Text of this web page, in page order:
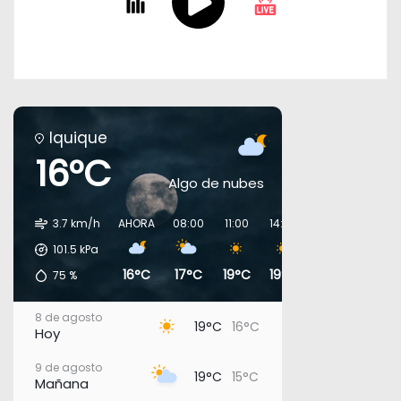
Iquique
16°C Algo de nubes
3.7 km/h
101.5 kPa
75 %
AHORA
16°C
08:00
17°C
11:00
19°C
14:00
19°C
8 de agosto
Hoy 19°C 16°C
9 de agosto
Mañana 19°C 15°C